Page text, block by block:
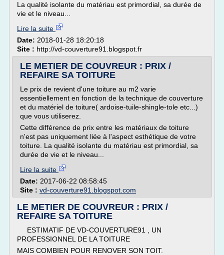
La qualité isolante du matériau est primordial, sa durée de
vie et le niveau...
Lire la suite
Date: 2018-01-28 18:20:18
Site : http://vd-couverture91.blogspot.fr
LE METIER DE COUVREUR : PRIX /
REFAIRE SA TOITURE
Le prix de revient d'une toiture au m2 varie
essentiellement en fonction de la technique de couverture
et du matériel de toiture( ardoise-tuile-shingle-tole etc...)
que vous utiliserez.
Cette différence de prix entre les matériaux de toiture
n'est pas uniquement liée à l'aspect esthétique de votre
toiture. La qualité isolante du matériau est primordial, sa
durée de vie et le niveau...
Lire la suite
Date: 2017-06-22 08:58:45
Site : vd-couverture91.blogspot.com
LE METIER DE COUVREUR : PRIX /
REFAIRE SA TOITURE
ESTIMATIF DE VD-COUVERTURE91 , UN
PROFESSIONNEL DE LA TOITURE
MAIS COMBIEN POUR RENOVER SON TOIT.